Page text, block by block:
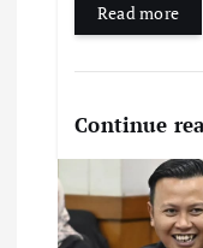
Read more
Continue